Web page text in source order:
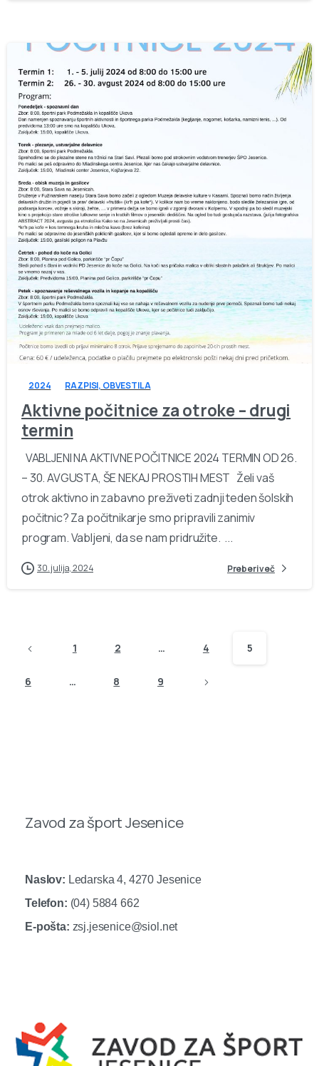
2024 RAZPISI, OBVESTILA
Aktivne počitnice za otroke – drugi
termin
VABLJENI NA AKTIVNE POČITNICE 2024 TERMIN OD 26.
– 30. AVGUSTA, ŠE NEKAJ PROSTIH MEST Želi vaš
otrok aktivno in zabavno preživeti zadnji teden šolskih
počitnic? Za počitnikarje smo pripravili zanimiv
program. Vabljeni, da se nam pridružite. ...
30. julija, 2024 Preberi več
1 2 … 4 5
6 … 8 9
Zavod za šport Jesenice
Naslov: Ledarska 4, 4270 Jesenice
Telefon: (04) 5884 662
E-pošta: zsj.jesenice@siol.net